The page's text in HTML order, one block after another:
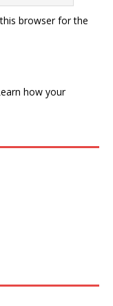
browser for the
how your